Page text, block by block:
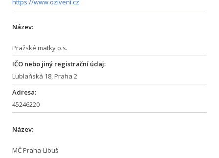
https://www.oziveni.cz
Název:
Pražské matky o.s.
IČO nebo jiný registrační údaj:
Lublaňská 18, Praha 2
Adresa:
45246220
Název:
MČ Praha-Libuš